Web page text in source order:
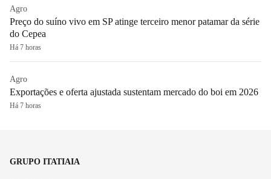
Agro
Preço do suíno vivo em SP atinge terceiro menor patamar da série
do Cepea
Há 7 horas
Agro
Exportações e oferta ajustada sustentam mercado do boi em 2026
Há 7 horas
GRUPO ITATIAIA